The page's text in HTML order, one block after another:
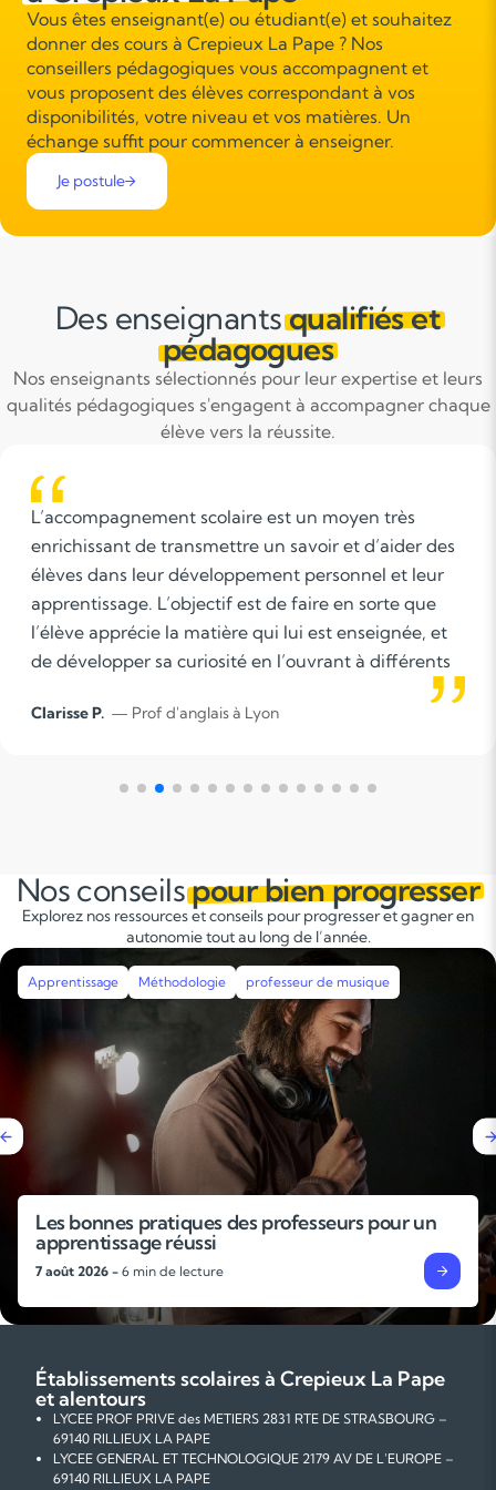
Vous êtes enseignant(e) ou étudiant(e) et souhaitez
donner des cours à Crepieux La Pape ? Nos
conseillers pédagogiques vous accompagnent et
vous proposent des élèves correspondant à vos
disponibilités, votre niveau et vos matières. Un
échange suffit pour commencer à enseigner.
Je postule
Des enseignantsqualifiés et
pédagogues
Nos enseignants sélectionnés pour leur expertise et leurs
qualités pédagogiques s'engagent à accompagner chaque
élève vers la réussite.
très
et d’aider des
et leur
en sorte que
enseignée, et
à différents
Ma vision de l'enseignement est
niveau de l'élève, apprendre à le
mettre à son niveau. Ensuite, je
compétences et des problèmes
difficiles auxquels il peut être
ensuite le faire réfléchir,
compétence et qu'il aime
questions.
Quentin D.
Nos conseilspour bien progresser
Explorez nos ressources et conseils pour progresser et gagner en
autonomie tout au long de l’année.
Apprentissage Méthodologie professeur de musique
Les bonnes pratiques des professeurs pour un
apprentissage réussi
7 août 2026 - 6 min de lecture
Établissements scolaires à Crepieux La Pape
et alentours
LYCEE PROF PRIVE des METIERS 2831 RTE DE STRASBOURG –
69140 RILLIEUX LA PAPE
LYCEE GENERAL ET TECHNOLOGIQUE 2179 AV DE L'EUROPE –
69140 RILLIEUX LA PAPE